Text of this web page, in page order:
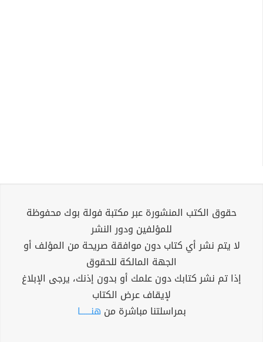
حقوق الكتب المنشورة عبر مكتبة فولة بوك محفوظة
للمؤلفين ودور النشر
لا يتم نشر أي كتاب دون موافقة صريحة من المؤلف أو
الجهة المالكة للحقوق
إذا تم نشر كتابك دون علمك أو بدون إذنك، يرجى الإبلاغ
لإيقاف عرض الكتاب
بمراسلتنا مباشرة من هنــــــا